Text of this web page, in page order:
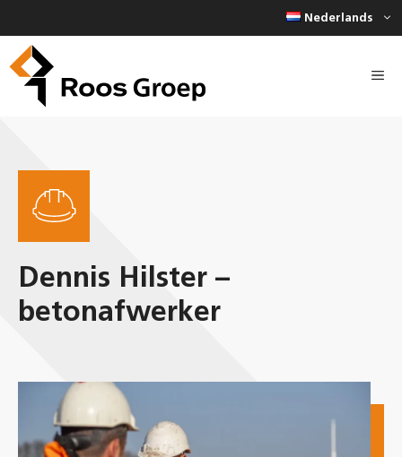
inhoud
Nederlands
Dennis Hilster –
betonafwerker